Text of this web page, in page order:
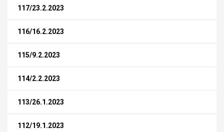
117/23.2.2023
116/16.2.2023
115/9.2.2023
114/2.2.2023
113/26.1.2023
112/19.1.2023